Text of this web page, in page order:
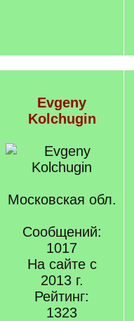
Evgeny
Kolchugin
Московская обл.
Сообщений:
1017
На сайте с
2013 г.
Рейтинг:
1323